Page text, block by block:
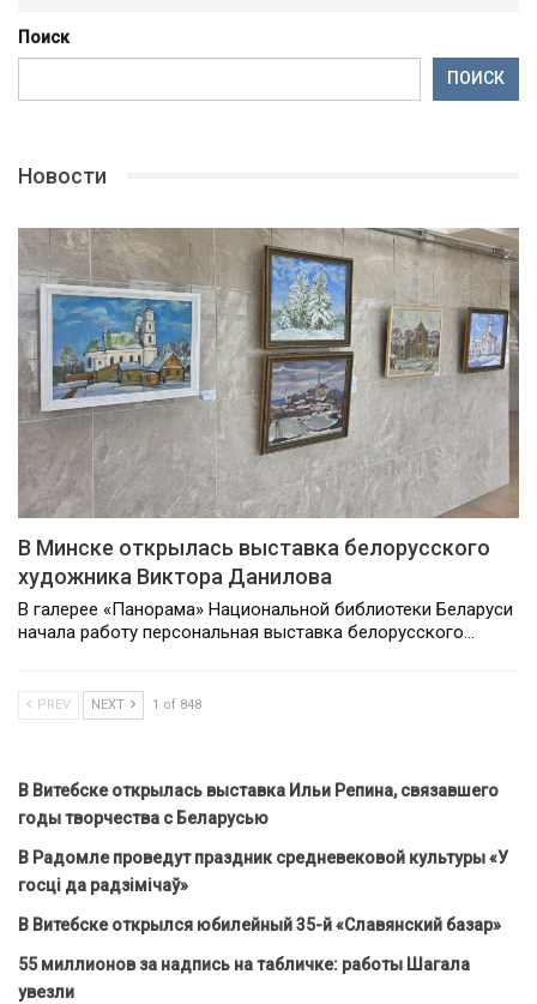
Поиск
ПОИСК
Новости
В Минске открылась выставка белорусского
художника Виктора Данилова
В галерее «Панорама» Национальной библиотеки Беларуси
начала работу персональная выставка белорусского…
PREV NEXT 1 of 848
В Витебске открылась выставка Ильи Репина, связавшего
годы творчества с Беларусью
В Радомле проведут праздник средневековой культуры «У
госці да радзімічаў»
В Витебске открылся юбилейный 35-й «Славянский базар»
55 миллионов за надпись на табличке: работы Шагала
увезли